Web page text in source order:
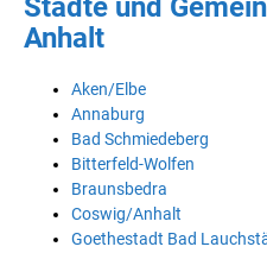
Städte und
Anhalt
Aken/Elbe
Annaburg
Bad Schmiedeberg
Bitterfeld-Wolfen
Braunsbedra
Coswig/Anhalt
Goethestadt Bad